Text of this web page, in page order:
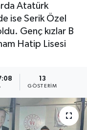
Atatürk
ise Serik Özel
Genç kızlar B
Hatip Lisesi
13
GÖSTERIM